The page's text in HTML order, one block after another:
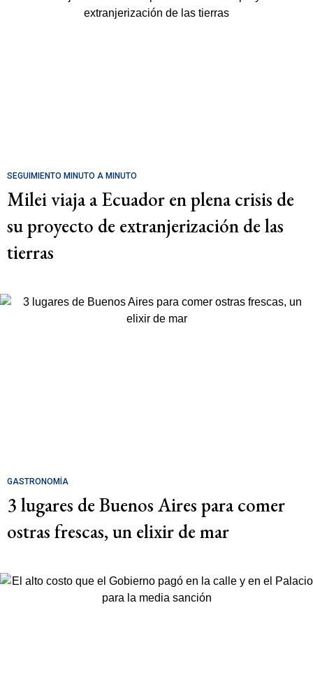
SEGUIMIENTO MINUTO A MINUTO
Milei viaja a Ecuador en plena crisis de
su proyecto de extranjerización de las
tierras
GASTRONOMÍA
3 lugares de Buenos Aires para comer
ostras frescas, un elixir de mar